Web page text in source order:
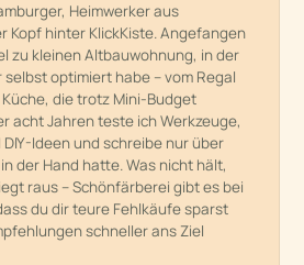
Heimwerker aus
Kopf hinter KlickKiste. Angefangen
zu kleinen Altbauwohnung, in der
optimiert habe – vom Regal
die trotz Mini-Budget
acht Jahren teste ich Werkzeuge,
Ideen und schreibe nur über
der Hand hatte. Was nicht hält,
raus – Schönfärberei gibt es bei
du dir teure Fehlkäufe sparst
schneller ans Ziel